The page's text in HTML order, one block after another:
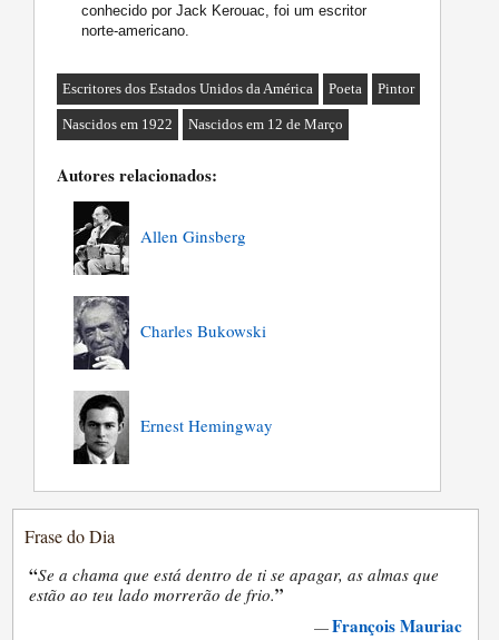
conhecido por Jack Kerouac, foi um escritor
norte-americano.
Escritores dos Estados Unidos da América Poeta Pintor
Nascidos em 1922 Nascidos em 12 de Março
Autores relacionados:
Allen Ginsberg
Charles Bukowski
Ernest Hemingway
Frase do Dia
“Se a chama que está dentro de ti se apagar, as almas que
estão ao teu lado morrerão de frio.”
—François Mauriac